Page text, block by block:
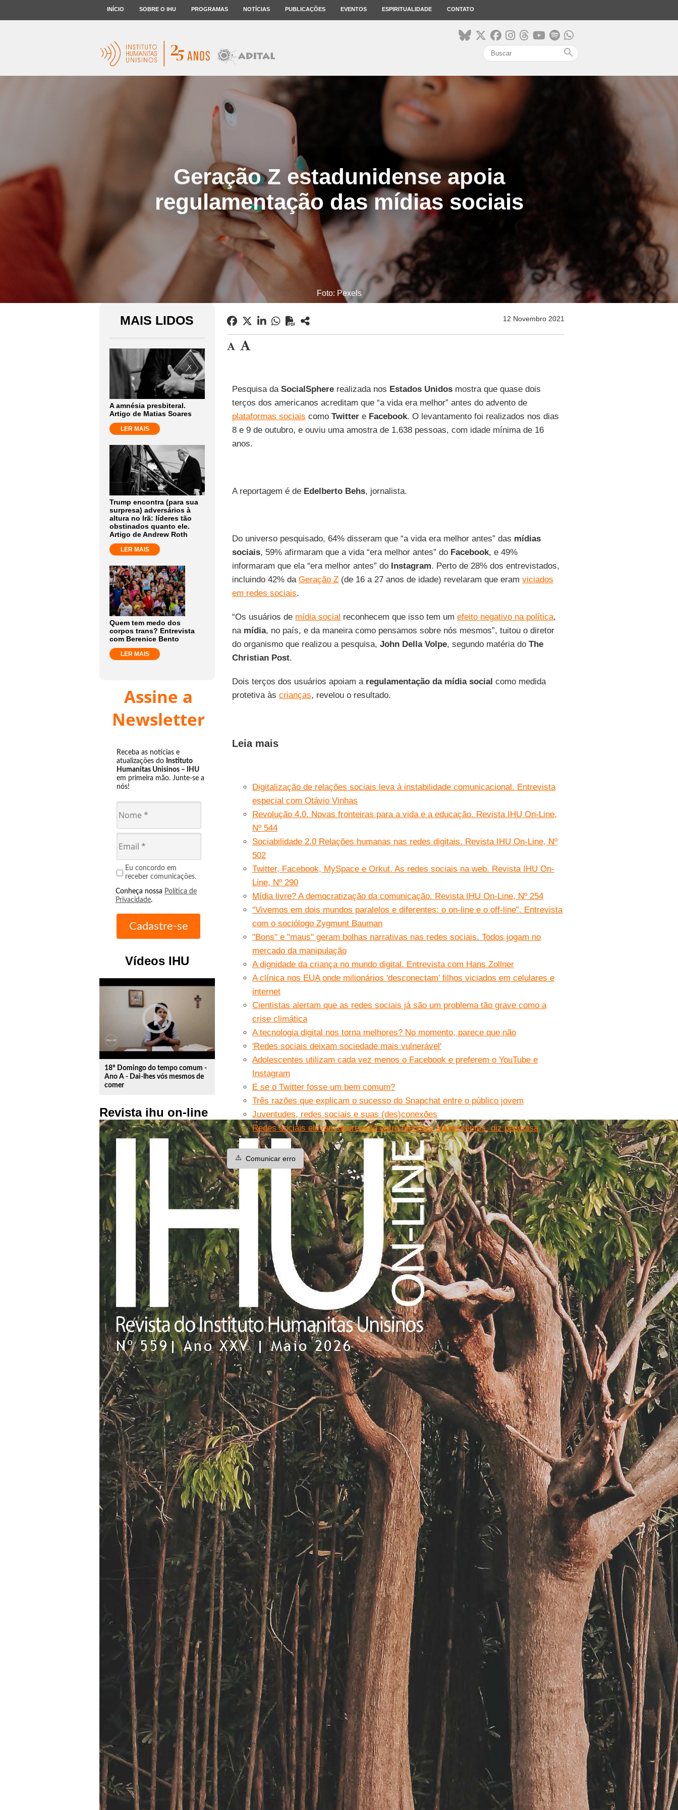
INÍCIO SOBRE O IHU PROGRAMAS NOTÍCIAS PUBLICAÇÕES EVENTOS ESPIRITUALIDADE CONTATO
search
Geração Z estadunidense apoia
regulamentação das mídias sociais
Foto: Pexels
MAIS LIDOS
A amnésia presbiteral.
Artigo de Matias Soares
LER MAIS
Trump encontra (para sua
surpresa) adversários à
altura no Irã: líderes tão
obstinados quanto ele.
Artigo de Andrew Roth
LER MAIS
Quem tem medo dos
corpos trans? Entrevista
com Berenice Bento
LER MAIS
Assine a
Newsletter
Receba as notícias e
atualizações do Instituto
Humanitas Unisinos – IHU
em primeira mão. Junte-se a
nós!
Eu concordo em
receber comunicações.
Conheça nossa Política de
Privacidade.
Vídeos IHU
play_circle_outline
18º Domingo do tempo comum -
Ano A - Dai-lhes vós mesmos de
comer
Revista ihu on-line
12 Novembro 2021
Pesquisa da SocialSphererealizada nos Estados Unidosmostra que quase dois
terços dos americanos acreditam que “a vida era melhor” antes do advento de
plataformas sociais como Twittere Facebook. O levantamento foi realizados nos dias
8 e 9 de outubro, e ouviu uma amostra de 1.638 pessoas, com idade mínima de 16
anos.
A reportagem é de Edelberto Behs, jornalista.
Do universo pesquisado, 64% disseram que “a vida era melhor antes” das mídias
sociais, 59% afirmaram que a vida “era melhor antes” do Facebook, e 49%
informaram que ela “era melhor antes” do Instagram. Perto de 28% dos entrevistados,
incluindo 42% da Geração Z(de 16 a 27 anos de idade) revelaram que eram viciados
em redes sociais.
“Os usuários de mídia social reconhecem que isso tem um efeito negativo na política,
na mídia, no país, e da maneira como pensamos sobre nós mesmos”, tuitou o diretor
do organismo que realizou a pesquisa, John Della Volpe, segundo matéria do The
Christian Post.
Dois terços dos usuários apoiam a regulamentação da mídia social como medida
protetiva às crianças, revelou o resultado.
Leia mais
Digitalização de relações sociais leva à instabilidade comunicacional. Entrevista
especial com Otávio Vinhas
Revolução 4.0. Novas fronteiras para a vida e a educação. Revista IHU On-Line,
Nº 544
Sociabilidade 2.0 Relações humanas nas redes digitais. Revista IHU On-Line, Nº
502
Twitter, Facebook, MySpace e Orkut. As redes sociais na web. Revista IHU On-
Line, Nº 290
Mídia livre? A democratização da comunicação. Revista IHU On-Line, Nº 254
“Vivemos em dois mundos paralelos e diferentes: o on-line e o off-line”. Entrevista
com o sociólogo Zygmunt Bauman
"Bons" e "maus" geram bolhas narrativas nas redes sociais. Todos jogam no
mercado da manipulação
A dignidade da criança no mundo digital. Entrevista com Hans Zollner
A clínica nos EUA onde milionários 'desconectam’ filhos viciados em celulares e
internet
Cientistas alertam que as redes sociais já são um problema tão grave como a
crise climática
A tecnologia digital nos torna melhores? No momento, parece que não
'Redes sociais deixam sociedade mais vulnerável'
Adolescentes utilizam cada vez menos o Facebook e preferem o YouTube e
Instagram
E se o Twitter fosse um bem comum?
Três razões que explicam o sucesso do Snapchat entre o público jovem
Juventudes, redes sociais e suas (des)conexões
Redes sociais elevam depressão entre meninas adolescentes, diz pesquisa
⚠️ Comunicar erro